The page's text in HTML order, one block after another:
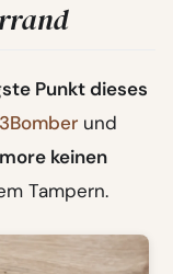
Punkt dieses
und
keinen
Tampern.